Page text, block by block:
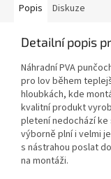
Popis Diskuze
Detailní popis
Náhradní PVA
pro lov během
hloubkách, kde
kvalitní produkt
pletení nedochází ke
výborně plní i velmi
s nástrahou poslat
na montáži.